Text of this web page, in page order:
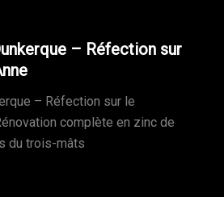
– Réfection sur
– Réfection sur le
complète en zinc de
du trois-mâts